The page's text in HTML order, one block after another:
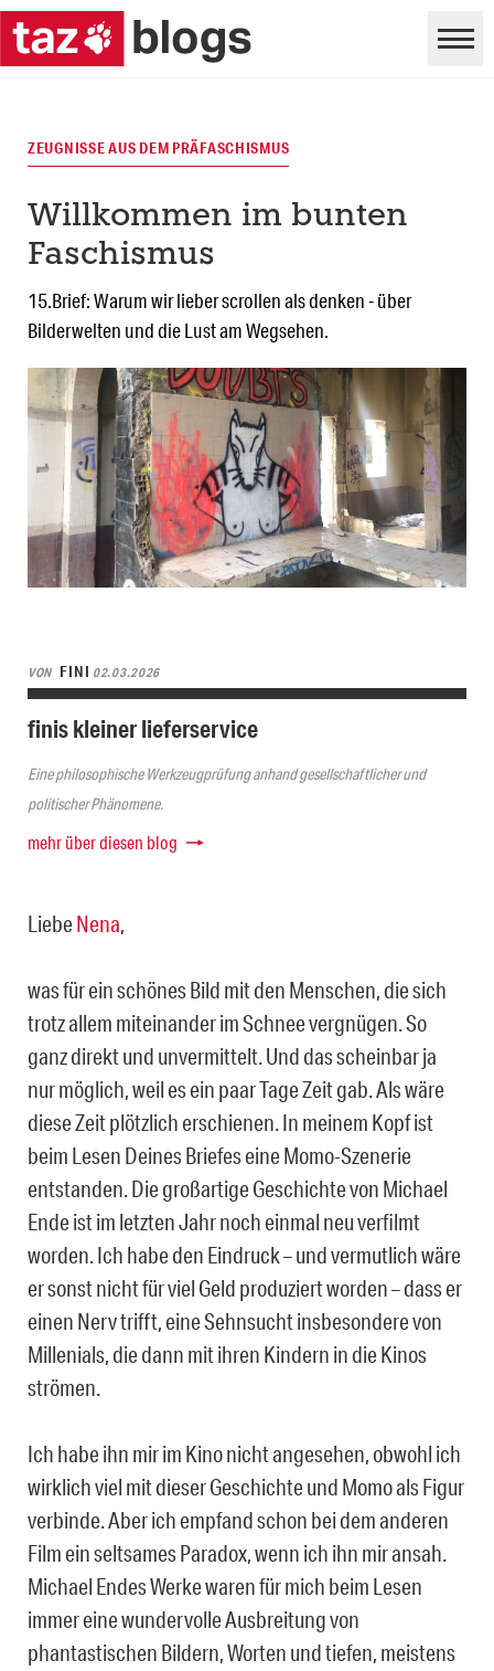
ZEUGNISSE AUS DEM PRÄFASCHISMUS
Willkommen im bunten
Faschismus
15.Brief: Warum wir lieber scrollen als denken - über
Bilderwelten und die Lust am Wegsehen.
VON FINI 02.03.2026
finis kleiner lieferservice
Eine philosophische Werkzeugprüfung anhand gesellschaftlicher und
politischer Phänomene.
mehr über diesen blog
LiebeNena,
was für ein schönes Bild mit den Menschen, die sich
trotz allem miteinander im Schnee vergnügen. So
ganz direkt und unvermittelt. Und das scheinbar ja
nur möglich, weil es ein paar Tage Zeit gab. Als wäre
diese Zeit plötzlich erschienen. In meinem Kopf ist
beim Lesen Deines Briefes eine Momo-Szenerie
entstanden. Die großartige Geschichte von Michael
Ende ist im letzten Jahr noch einmal neu verfilmt
worden. Ich habe den Eindruck – und vermutlich wäre
er sonst nicht für viel Geld produziert worden – dass er
einen Nerv trifft, eine Sehnsucht insbesondere von
Millenials, die dann mit ihren Kindern in die Kinos
strömen.
Ich habe ihn mir im Kino nicht angesehen, obwohl ich
wirklich viel mit dieser Geschichte und Momo als Figur
verbinde. Aber ich empfand schon bei dem anderen
Film ein seltsames Paradox, wenn ich ihn mir ansah.
Michael Endes Werke waren für mich beim Lesen
immer eine wundervolle Ausbreitung von
phantastischen Bildern, Worten und tiefen, meistens